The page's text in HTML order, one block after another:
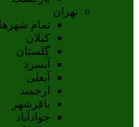
تهران
تمام شهر‌ها
کیلان
گلستان
آبسرد
آبعلی
ارجمند
باقرشهر
جوادآباد